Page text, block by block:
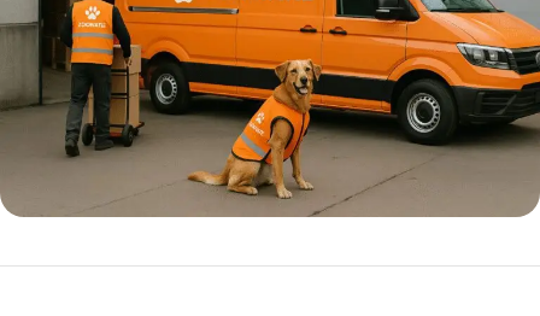
5% korting met code